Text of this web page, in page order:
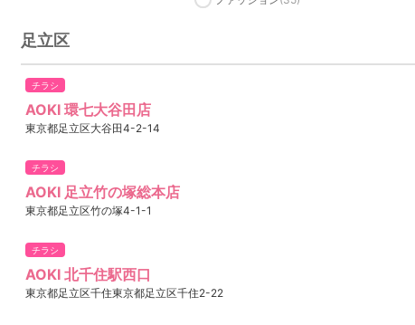
足立区
チラシ
AOKI 環七大谷田店
東京都足立区大谷田4-2-14
チラシ
AOKI 足立竹の塚総本店
東京都足立区竹の塚4-1-1
チラシ
AOKI 北千住駅西口
東京都足立区千住東京都足立区千住2-22